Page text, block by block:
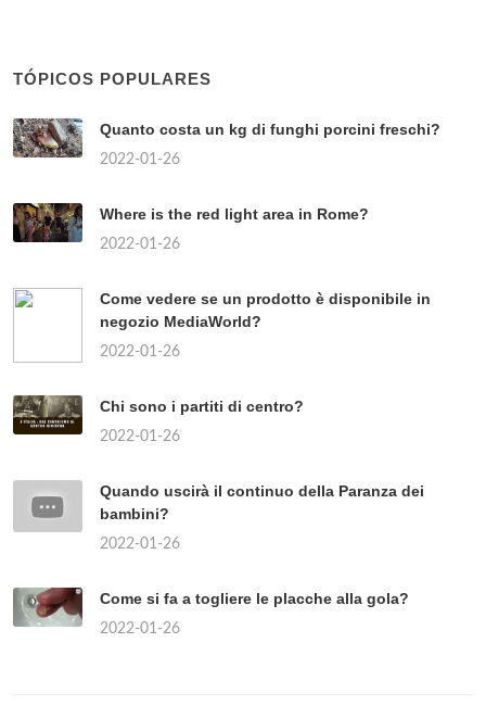
TÓPICOS POPULARES
Quanto costa un kg di funghi porcini freschi?
2022-01-26
Where is the red light area in Rome?
2022-01-26
Come vedere se un prodotto è disponibile in
negozio MediaWorld?
2022-01-26
Chi sono i partiti di centro?
2022-01-26
Quando uscirà il continuo della Paranza dei
bambini?
2022-01-26
Come si fa a togliere le placche alla gola?
2022-01-26